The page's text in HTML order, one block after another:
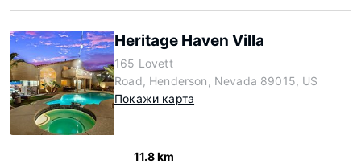
Heritage Haven Villa
165 Lovett
Road, Henderson, Nevada 89015, US
Покажи карта
11.8 km